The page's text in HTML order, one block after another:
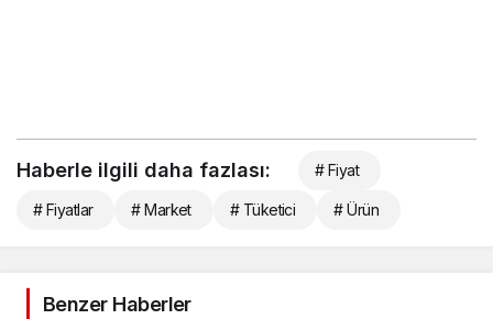
Haberle ilgili daha fazlası: # Fiyat
# Fiyatlar # Market # Tüketici # Ürün
Benzer Haberler